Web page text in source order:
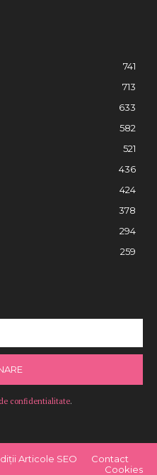
741
713
633
582
521
436
424
378
294
259
confidentialitate.
Articole SEO
Contact
Cookies